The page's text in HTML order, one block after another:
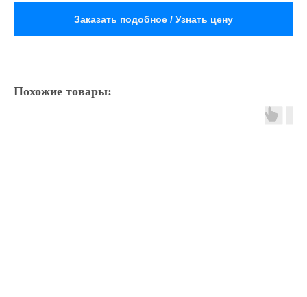
Заказать подобное / Узнать цену
Похожие товары: